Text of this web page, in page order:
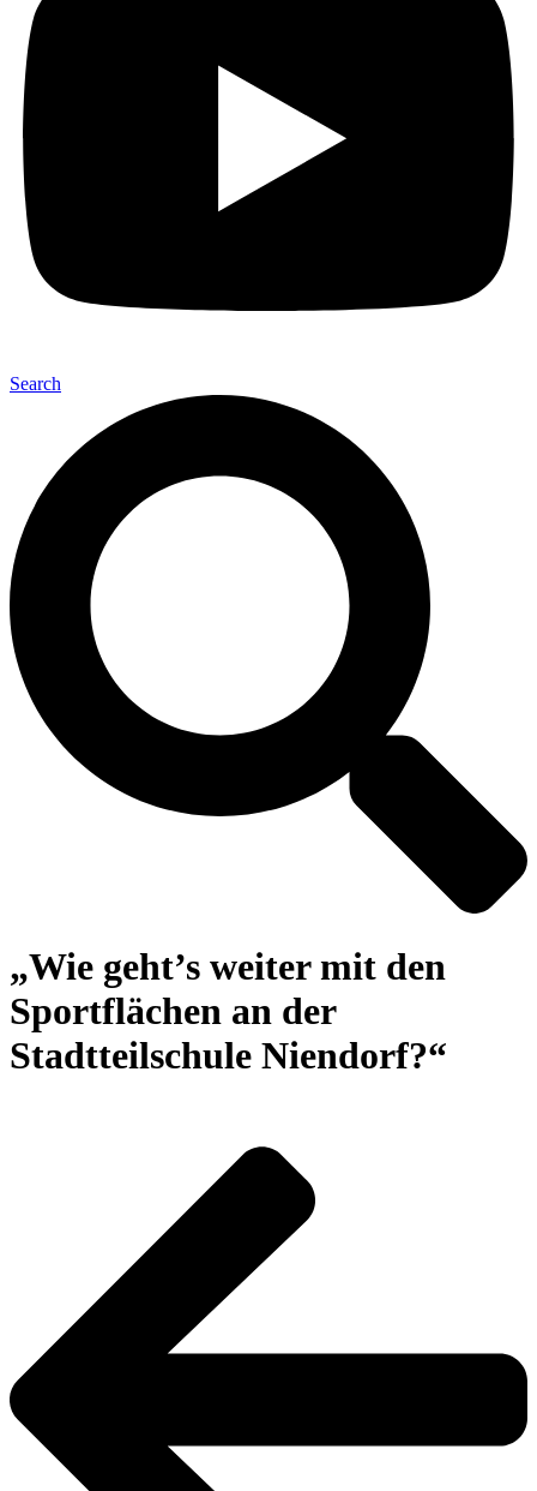
Search
„Wie geht’s weiter mit den
Sportflächen an der
Stadtteilschule Niendorf?“